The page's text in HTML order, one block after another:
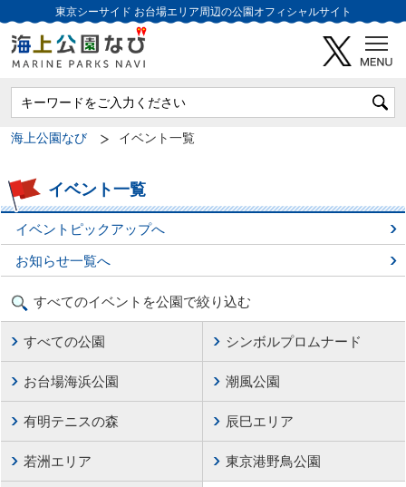
東京シーサイド お台場エリア周辺の公園オフィシャルサイト
海上公園なび イベント一覧
イベント一覧
イベントピックアップへ
お知らせ一覧へ
すべてのイベントを公園で絞り込む
すべての公園 シンボルプロムナード
お台場海浜公園 潮風公園
有明テニスの森 辰巳エリア
若洲エリア 東京港野鳥公園